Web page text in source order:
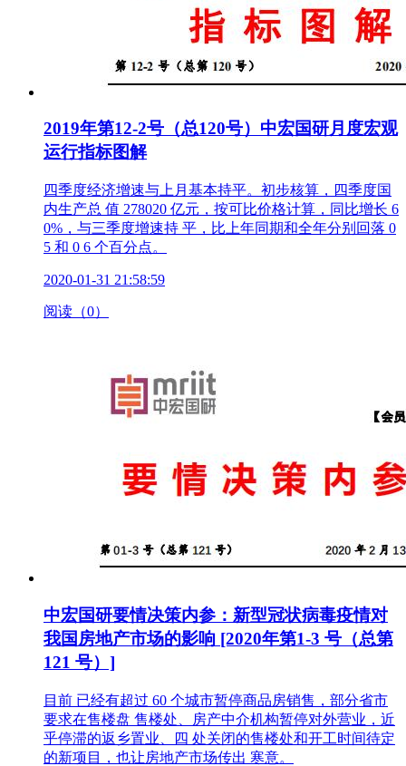
2019年第12-2号（总120号）中宏国研月度宏观
运行指标图解
四季度经济增速与上月基本持平。初步核算，四季度国
内生产总 值 278020 亿元，按可比价格计算，同比增长 6
0%，与三季度增速持 平，比上年同期和全年分别回落 0
5 和 0 6 个百分点。
2020-01-31 21:58:59
阅读（0）
中宏国研要情决策内参：新型冠状病毒疫情对
我国房地产市场的影响 [2020年第1-3 号（总第
121 号）]
目前 已经有超过 60 个城市暂停商品房销售，部分省市
要求在售楼盘 售楼处、房产中介机构暂停对外营业，近
乎停滞的返乡置业、四 处关闭的售楼处和开工时间待定
的新项目，也让房地产市场传出 寒意。